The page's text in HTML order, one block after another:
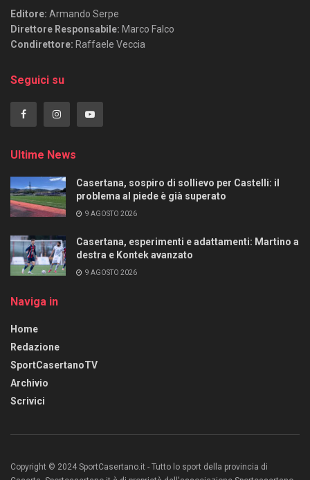
Editore: Armando Serpe
Direttore Responsabile: Marco Falco
Condirettore: Raffaele Veccia
Seguici su
Ultime News
Casertana, sospiro di sollievo per Castelli: il
problema al piede è già superato
9 AGOSTO 2026
Casertana, esperimenti e adattamenti: Martino a
destra e Kontek avanzato
9 AGOSTO 2026
Naviga in
Home
Redazione
SportCasertanoTV
Archivio
Scrivici
Copyright © 2024 SportCasertano.it - Tutto lo sport della provincia di